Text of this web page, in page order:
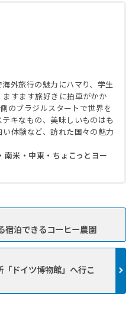
外旅行の魅力にハマり、学生
すます旅好きに拍車がかか
のブラジルスタートで世界を
キなもの、美味しいものはも
体験など、訪れた国々の魅力
米・中東・ちょこっとヨー
宿泊できるコーヒー農園
ドイツ博物館」へ行こ